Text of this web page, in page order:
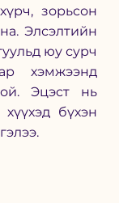
зорьсон
Элсэлтийн
юу сурч
хэмжээнд
Эцэст нь
бүхэн